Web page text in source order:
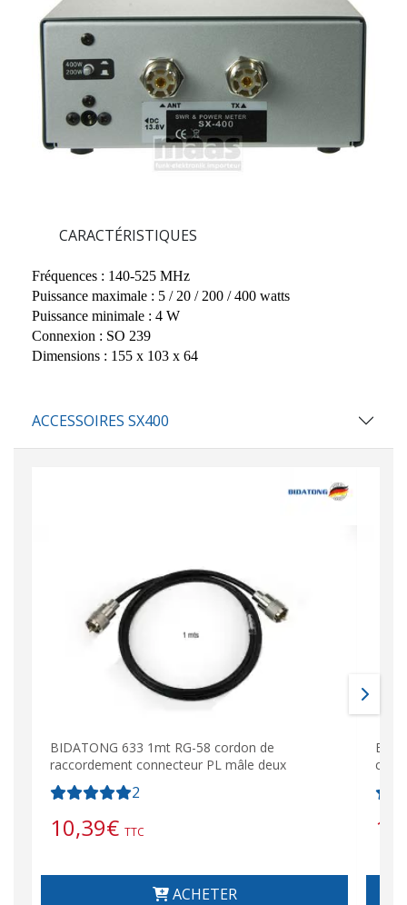
CARACTÉRISTIQUES
Fréquences : 140-525 MHz
Puissance maximale : 5 / 20 / 200 / 400 watts
Puissance minimale : 4 W
Connexion : SO 239
Dimensions : 155 x 103 x 64
ACCESSOIRES SX400
BIDATONG 633 1mt RG-58 cordon de
raccordement connecteur PL mâle deux
2
10,39€ TTC
ACHETER